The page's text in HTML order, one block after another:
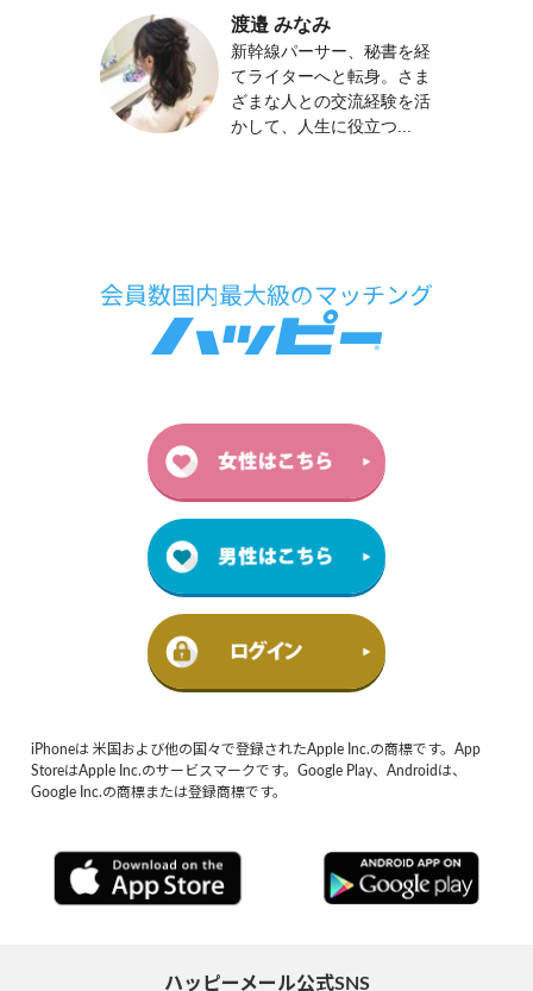
渡邉 みなみ
新幹線パーサー、秘書を経
てライターへと転身。さま
ざまな人との交流経験を活
かして、人生に役立つ...
iPhoneは 米国および他の国々で登録されたApple Inc.の商標です。App
StoreはApple Inc.のサービスマークです。Google Play、Androidは、
Google Inc.の商標または登録商標です。
ハッピーメール公式SNS